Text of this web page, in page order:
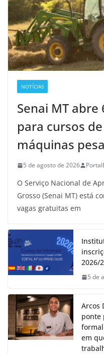
NOTÍCIAS
Senai MT
para cursos
máquinas
5 de agosto de 2026
O Serviço Nacional de
Grosso (Senai MT) está
vagas gratuitas em
2026/2
5 de
Arcos
ponte
em